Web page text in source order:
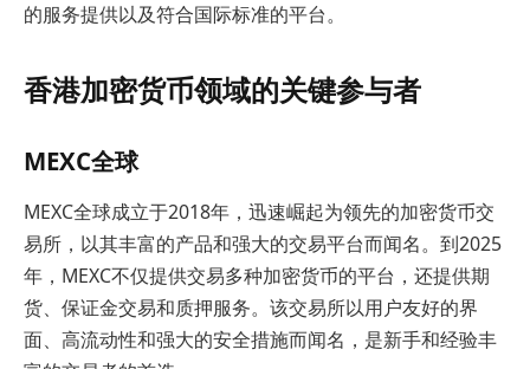
的服务提供以及符合国际标准的平台。
香港加密货币领域的关键参与者
MEXC全球
MEXC全球成立于2018年，迅速崛起为领先的加密货币交
易所，以其丰富的产品和强大的交易平台而闻名。到2025
年，MEXC不仅提供交易多种加密货币的平台，还提供期
货、保证金交易和质押服务。该交易所以用户友好的界
面、高流动性和强大的安全措施而闻名，是新手和经验丰